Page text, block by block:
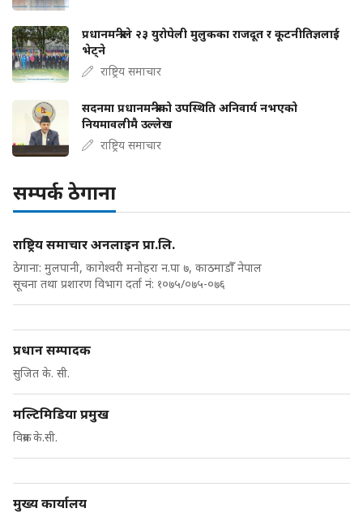
प्रधानमन्त्रीले २३ युरोपेली मुलुकका राजदूत र कूटनीतिज्ञलाई
भेट्ने
राष्ट्रिय समाचार
सदनमा प्रधानमन्त्रीको उपस्थिति अनिवार्य नभएको
नियमावलीमै उल्लेख
राष्ट्रिय समाचार
सम्पर्क ठेगाना
राष्ट्रिय समाचार अनलाइन प्रा.लि.
ठेगाना: मुलपानी, कागेश्वरी मनोहरा न.पा ७, काठमाडौँ नेपाल
सूचना तथा प्रशारण विभाग दर्ता नं: १०७५/०७५-०७६
प्रधान सम्पादक
सुजित के. सी.
मल्टिमिडिया प्रमुख
विक्रम के.सी.
मुख्य कार्यालय